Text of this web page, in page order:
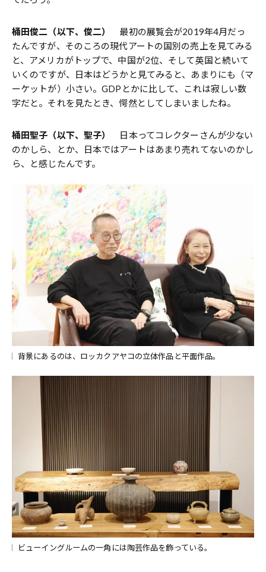
桶田俊二（以下、俊二） 最初の展覧会が2019年4月だっ
たんですが、そのころの現代アートの国別の売上を見てみる
と、アメリカがトップで、中国が2位、そして英国と続いて
いくのですが、日本はどうかと見てみると、あまりにも（マ
ーケットが）小さい。GDPとかに比して、これは寂しい数
字だと。それを見たとき、愕然としてしまいましたね。
桶田聖子（以下、聖子） 日本ってコレクターさんが少ない
のかしら、とか、日本ではアートはあまり売れてないのかし
ら、と感じたんです。
背景にあるのは、ロッカクアヤコの立体作品と平面作品。
ビューイングルームの一角には陶芸作品を飾っている。